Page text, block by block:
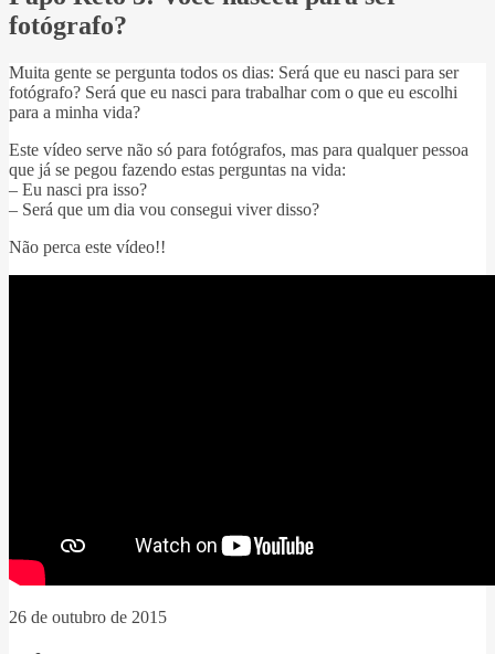
fotógrafo?
Muita gente se pergunta todos os dias: Será que eu nasci para ser
fotógrafo? Será que eu nasci para trabalhar com o que eu escolhi
para a minha vida?
Este vídeo serve não só para fotógrafos, mas para qualquer pessoa
que já se pegou fazendo estas perguntas na vida:
– Eu nasci pra isso?
– Será que um dia vou consegui viver disso?
Não perca este vídeo!!
26 de outubro de 2015